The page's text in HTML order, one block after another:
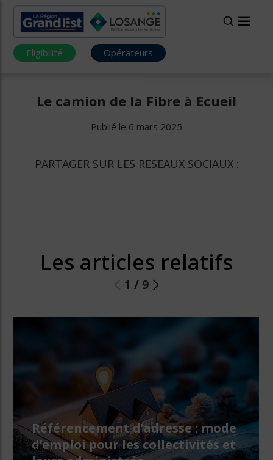
Eligibilité Opérateurs
Le camion de la Fibre à Ecueil
Publié le 6 mars 2025
PARTAGER SUR LES RESEAUX SOCIAUX :
Les articles relatifs
1 / 9
Référencement d’adresse : mode
d’emploi pour les collectivités et